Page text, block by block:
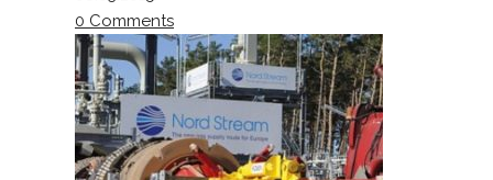
0 Comments